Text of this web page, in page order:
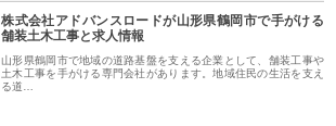
株式会社アドバンスロードが山形県鶴岡市で手がける
舗装土木工事と求人情報
山形県鶴岡市で地域の道路基盤を支える企業として、舗装工事や
土木工事を手がける専門会社があります。地域住民の生活を支え
る道…